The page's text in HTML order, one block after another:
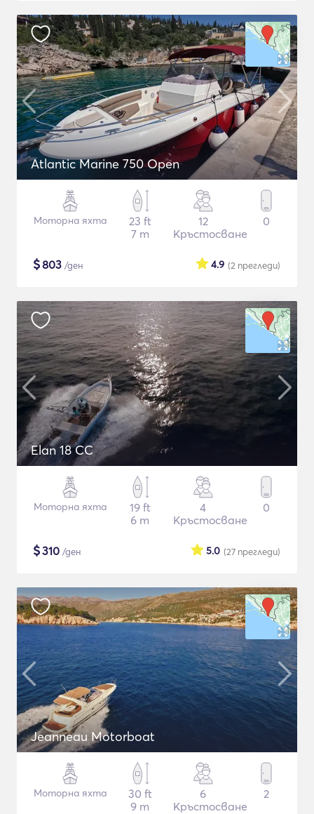
Atlantic Marine 750 Open
Моторна яхта
23 ft
7 m
12
Кръстосване
0
$803 /ден (2 прегледи)
4.9
Elan 18 CC
Моторна яхта
19 ft
6 m
4
Кръстосване
0
$310 /ден (27 прегледи)
5.0
Jeanneau Motorboat
Моторна яхта
30 ft
9 m
6
Кръстосване
2